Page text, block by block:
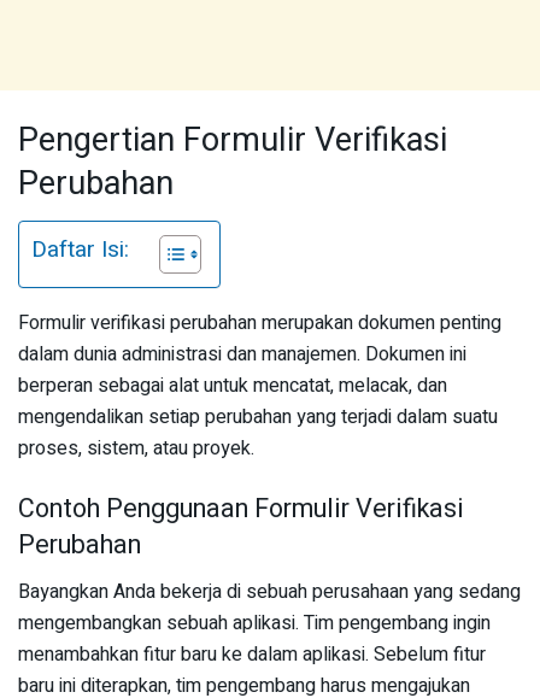
Pengertian Formulir Verifikasi
Perubahan
Daftar Isi:
Formulir verifikasi perubahan merupakan dokumen penting
dalam dunia administrasi dan manajemen. Dokumen ini
berperan sebagai alat untuk mencatat, melacak, dan
mengendalikan setiap perubahan yang terjadi dalam suatu
proses, sistem, atau proyek.
Contoh Penggunaan Formulir Verifikasi
Perubahan
Bayangkan Anda bekerja di sebuah perusahaan yang sedang
mengembangkan sebuah aplikasi. Tim pengembang ingin
menambahkan fitur baru ke dalam aplikasi. Sebelum fitur
baru ini diterapkan, tim pengembang harus mengajukan